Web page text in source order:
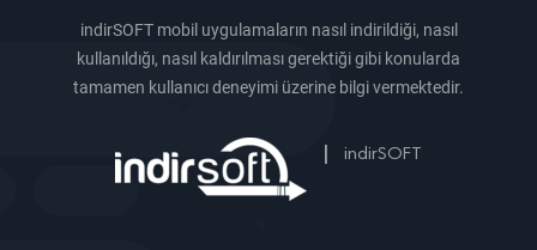
indirSOFT mobil uygulamaların nasıl indirildiği, nasıl
kullanıldığı, nasıl kaldırılması gerektiği gibi konularda
tamamen kullanıcı deneyimi üzerine bilgi vermektedir.
indirSOFT